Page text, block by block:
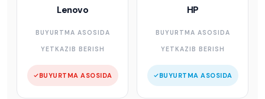
Lenovo
BUYURTMA ASOSIDA
YETKAZIB BERISH
BUYURTMA ASOSIDA
HP
BUYURTMA ASOSIDA
YETKAZIB BERISH
BUYURTMA ASOSIDA